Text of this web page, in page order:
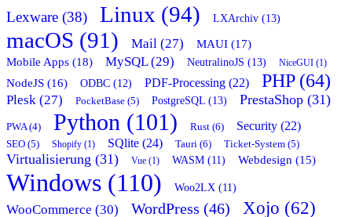
Lexware (38) Linux (94) LXArchiv (13)
macOS (91) Mail (27)
MAUI (17)
Mobile Apps (18)
MySQL (29) NeutralinoJS (13) NiceGUI (1)
NodeJS (16) ODBC (12) PDF-Processing (22) PHP (64)
Plesk (27) PocketBase (5) PostgreSQL (13) PrestaShop (31)
PWA (4) Python (101) Rust (6) Security (22)
SEO (5) Shopify (1) SQlite (24) Tauri (6) Ticket-System (5)
Virtualisierung (31) Vue (1) WASM (11) Webdesign (15)
Windows (110) Woo2LX (11)
WooCommerce (30) WordPress (46) Xojo (62)